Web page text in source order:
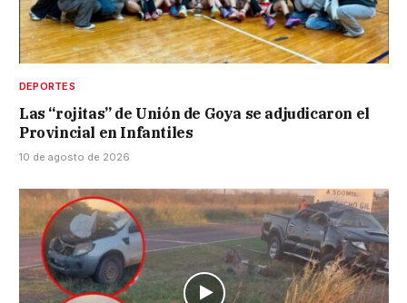
DEPORTES
Las “rojitas” de Unión de Goya se adjudicaron el
Provincial en Infantiles
10 de agosto de 2026